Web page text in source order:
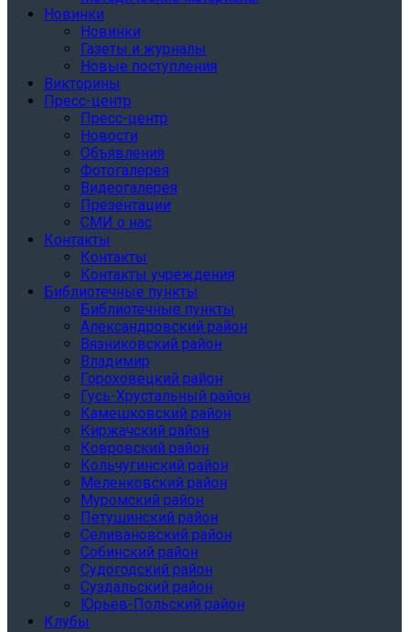
Новинки
Новинки
Газеты и журналы
Новые поступления
Викторины
Пресс-центр
Пресс-центр
Новости
Объявления
Фотогалерея
Видеогалерея
Презентации
СМИ о нас
Контакты
Контакты
Контакты учреждения
Библиотечные пункты
Библиотечные пункты
Александровский район
Вязниковский район
Владимир
Гороховецкий район
Гусь-Хрустальный район
Камешковский район
Киржачский район
Ковровский район
Кольчугинский район
Меленковский район
Муромский район
Петушинский район
Селивановский район
Собинский район
Судогодский район
Суздальский район
Юрьев-Польский район
Клубы